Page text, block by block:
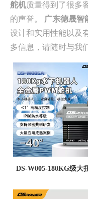
舵机质量得到了很多
的声誉。
广东德晟智
设计和实用性能以及
多信息，请随时与我
DS-W005-180KG级大
人耐低温金属重工舵